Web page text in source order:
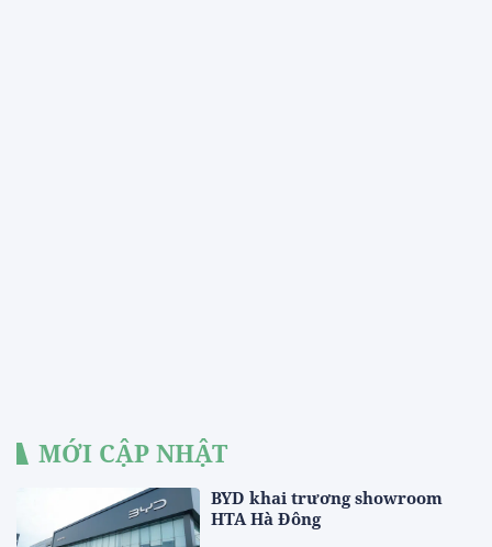
MỚI CẬP NHẬT
BYD khai trương showroom
HTA Hà Đông